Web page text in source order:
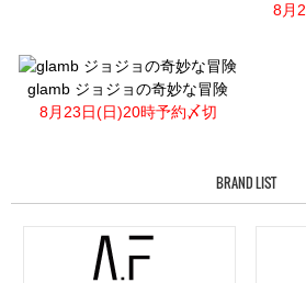
8月
glamb ジョジョの奇妙な冒険
8月23日(日)20時予約〆切
BRAND LIST